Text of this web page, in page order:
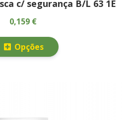
c/ segurança B/L 63 1E
0,159 €
Opções